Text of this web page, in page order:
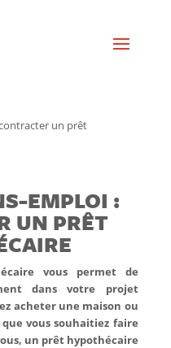
un prêt
EMPLOI :
UN PRÊT
vous permet de
dans votre projet
acheter une maison ou
vous souhaitiez faire
un prêt hypothécaire